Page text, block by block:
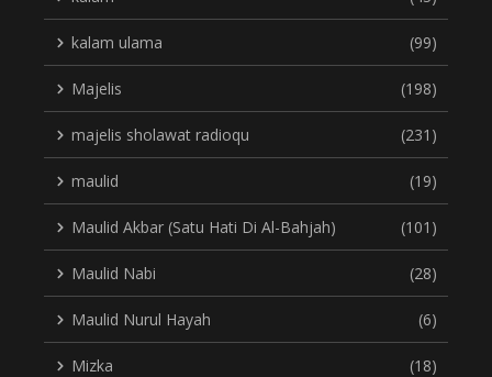
kalam ulama (99)
Majelis (198)
majelis sholawat radioqu (231)
maulid (19)
Maulid Akbar (Satu Hati Di Al-Bahjah) (101)
Maulid Nabi (28)
Maulid Nurul Hayah (6)
Mizka (18)